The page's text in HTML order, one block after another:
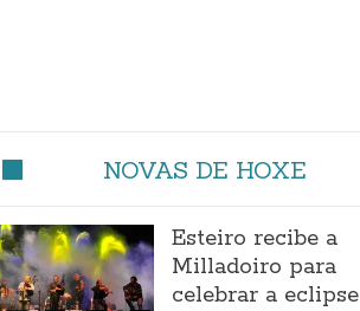
NOVAS DE HOXE
Esteiro recibe a
Milladoiro para
celebrar a eclipse